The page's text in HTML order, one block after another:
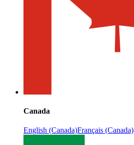
Canada
English (Canada)Français (Canada)